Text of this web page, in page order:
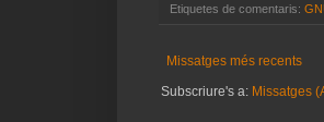
Etiquetes de comentaris:
Missatges més recents
Subscriure's a: Missatges